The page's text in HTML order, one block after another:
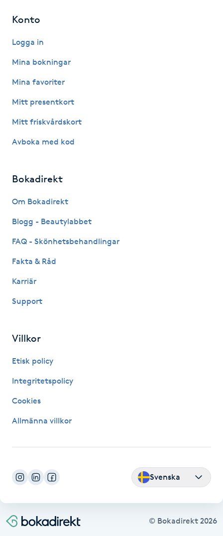
HIFU
Hollywood Peel
Hot yoga
Huduppstramning
Hudvård
Hyperhidros
Hårvård
IPL
Konto
Logga in
Mina bokningar
Mina favoriter
Mitt presentkort
Mitt friskvårdskort
Avboka med kod
Bokadirekt
Om Bokadirekt
Blogg - Beautylabbet
FAQ - Skönhetsbehandlingar
Fakta & Råd
Karriär
Support
Villkor
Etisk policy
Integritetspolicy
Cookies
Allmänna villkor
Svenska
© Bokadirekt 2026